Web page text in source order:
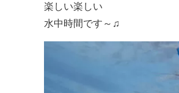
楽しい楽しい
水中時間です～♫